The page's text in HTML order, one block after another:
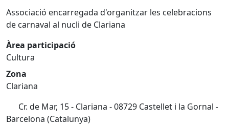
Associació encarregada d'organitzar les celebracions
de carnaval al nucli de Clariana
Àrea participació
Cultura
Zona
Clariana
Cr. de Mar, 15 - Clariana - 08729 Castellet i la Gornal -
Barcelona (Catalunya)